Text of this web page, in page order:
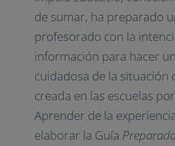
de sumar, ha preparado
profesorado con la
información para hacer
cuidadosa de la situación
creada en las escuelas
Aprender de la
elaborar la Guía